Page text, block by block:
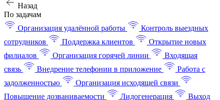
Назад
По задачам
Организация удалённой работы
Контроль выездных
сотрудников
Поддержка клиентов
Открытие новых
филиалов
Организация горячей линии
Входящая
связь
Внедрение телефонии в приложение
Работа с
задолженностью
Организация исходящей связи
Повышение дозваниваемости
Лидогенерация
Выход